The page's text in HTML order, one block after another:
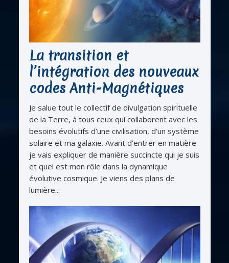
La transition et
l’intégration des nouveaux
codes Anti-Magnétiques
Je salue tout le collectif de divulgation spirituelle
de la Terre, à tous ceux qui collaborent avec les
besoins évolutifs d’une civilisation, d’un système
solaire et ma galaxie. Avant d’entrer en matière
je vais expliquer de manière succincte qui je suis
et quel est mon rôle dans la dynamique
évolutive cosmique. Je viens des plans de
lumière...